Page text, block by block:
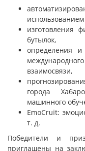
изготовления
бутылок,
определения и
взаимосвязи,
города
машинного
EmoCruit:
т. д.
Победители и
приглашены на